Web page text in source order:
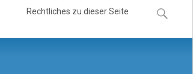
Rechtliches zu dieser Seite
Suchen
nach: